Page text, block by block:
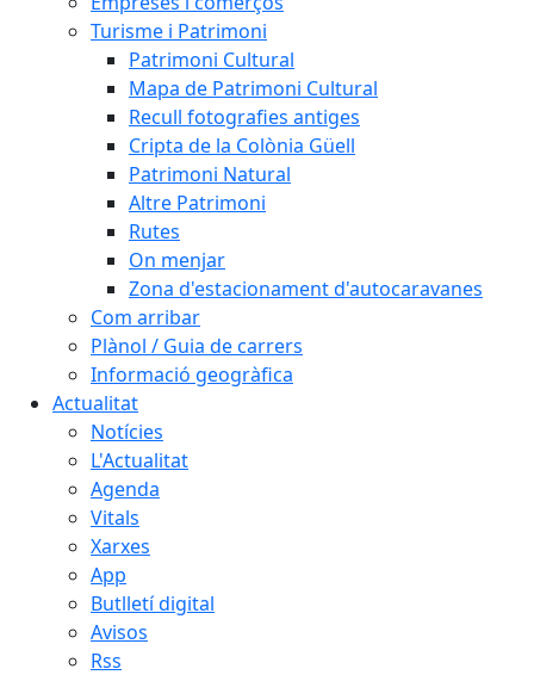
Turisme i Patrimoni
Patrimoni Cultural
Mapa de Patrimoni Cultural
Recull fotografies antiges
Cripta de la Colònia Güell
Patrimoni Natural
Altre Patrimoni
Rutes
On menjar
Zona d'estacionament d'autocaravanes
Com arribar
Plànol / Guia de carrers
Informació geogràfica
Actualitat
Notícies
L'Actualitat
Agenda
Vitals
Xarxes
App
Butlletí digital
Avisos
Rss